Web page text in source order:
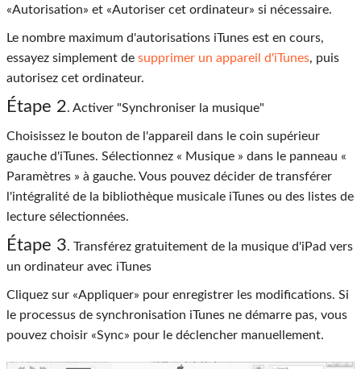
«Autorisation» et «Autoriser cet ordinateur» si nécessaire.
Le nombre maximum d'autorisations iTunes est en cours,
essayez simplement de supprimer un appareil d'iTunes, puis
autorisez cet ordinateur.
Étape 2. Activer "Synchroniser la musique"
Choisissez le bouton de l'appareil dans le coin supérieur
gauche d'iTunes. Sélectionnez « Musique » dans le panneau «
Paramètres » à gauche. Vous pouvez décider de transférer
l'intégralité de la bibliothèque musicale iTunes ou des listes de
lecture sélectionnées.
Étape 3. Transférez gratuitement de la musique d'iPad vers
un ordinateur avec iTunes
Cliquez sur «Appliquer» pour enregistrer les modifications. Si
le processus de synchronisation iTunes ne démarre pas, vous
pouvez choisir «Sync» pour le déclencher manuellement.